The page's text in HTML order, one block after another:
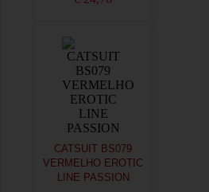
CATSUIT BS079
VERMELHO EROTIC
LINE PASSION